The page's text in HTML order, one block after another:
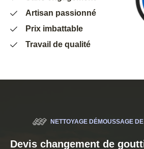
Artisan passionné
Prix imbattable
Travail de qualité
NETTOYAGE DÉMOUSSAGE
Devis changement de